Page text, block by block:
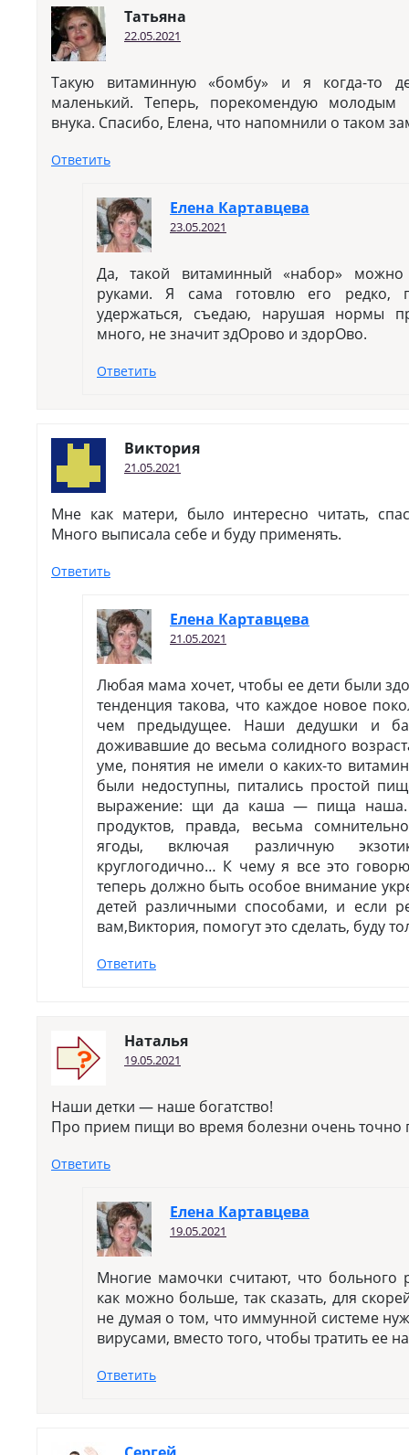
Татьяна
22.05.2021
Такую витаминную «бомбу» и я когда-то
маленький. Теперь, порекомендую молодым
внука. Спасибо, Елена, что напомнили о таком
Ответить
Елена Картавцева
23.05.2021
Да, такой витаминный «набор» можно
руками. Я сама готовлю его редко,
удержаться, съедаю, нарушая нормы
много, не значит здОрово и здорОво.
Ответить
Виктория
21.05.2021
Мне как матери, было интересно читать,
Много выписала себе и буду применять.
Ответить
Елена Картавцева
21.05.2021
Любая мама хочет, чтобы ее дети были
тенденция такова, что каждое новое
чем предыдущее. Наши дедушки и
доживавшие до весьма солидного
уме, понятия не имели о каких-то
были недоступны, питались простой
выражение: щи да каша — пища наша.
продуктов, правда, весьма
ягоды, включая различную
круглогодично… К чему я все это
теперь должно быть особое внимание
детей различными способами, и если
вам,Виктория, помогут это сделать, буду
Ответить
Наталья
19.05.2021
Наши детки — наше богатство!
Про прием пищи во время болезни очень точно
Ответить
Елена Картавцева
19.05.2021
Многие мамочки считают, что больного
как можно больше, так сказать, для
не думая о том, что иммунной системе
вирусами, вместо того, чтобы тратить ее
Ответить